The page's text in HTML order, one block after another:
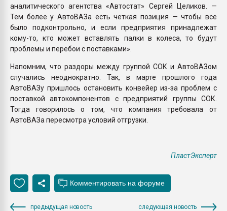
аналитического агентства «Автостат» Сергей Целиков. —
Тем более у АвтоВАЗа есть четкая позиция — чтобы все
было подконтрольно, и если предприятия принадлежат
кому-то, кто может вставлять палки в колеса, то будут
проблемы и перебои с поставками».
Напомним, что раздоры между группой СОК и АвтоВАЗом
случались неоднократно. Так, в марте прошлого года
АвтоВАЗу пришлось остановить конвейер из-за проблем с
поставкой автокомпонентов с предприятий группы СОК.
Тогда говорилось о том, что компания требовала от
АвтоВАЗа пересмотра условий отгрузки.
ПластЭксперт
предыдущая новость следующая новость